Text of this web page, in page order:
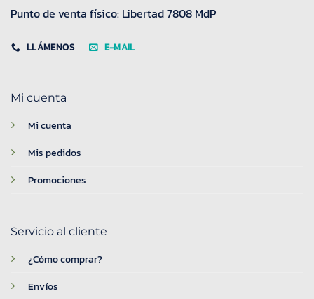
Punto de venta físico: Libertad 7808 MdP
LLÁMENOS E-MAIL
Mi cuenta
Mi cuenta
Mis pedidos
Promociones
Servicio al cliente
¿Cómo comprar?
Envíos